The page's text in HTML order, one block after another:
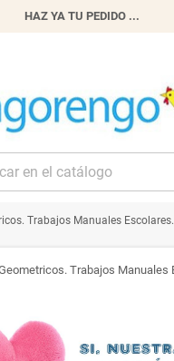
HAZ YA TU PEDIDO ...
Trabajos Manuales Escolares.